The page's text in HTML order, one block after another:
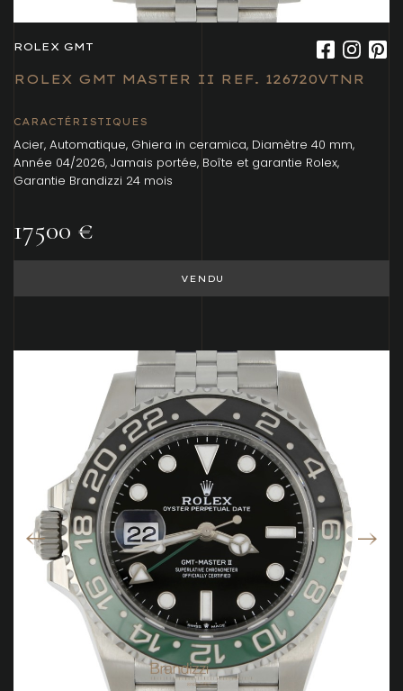
ROLEX GMT
ROLEX GMT MASTER II REF. 126720VTNR
CARACTÉRISTIQUES
Acier, Automatique, Ghiera in ceramica, Diamètre 40 mm,
Année 04/2026, Jamais portée, Boîte et garantie Rolex,
Garantie Brandizzi 24 mois
17500 €
VENDU